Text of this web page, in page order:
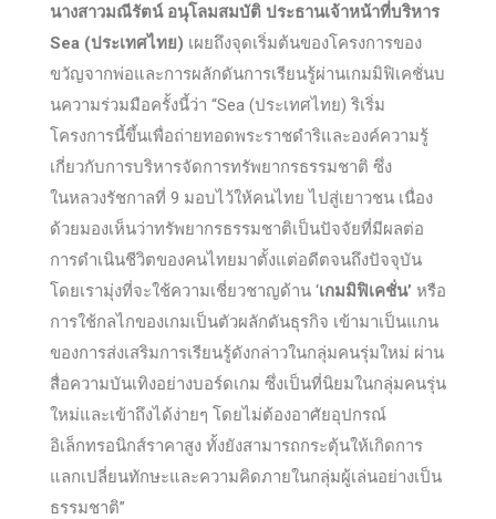
นางสาวมณีรัตน์ อนุโลมสมบัติ ประธานเจ้าหน้าที่บริหาร
Sea (ประเทศไทย) เผยถึงจุดเริ่มต้นของโครงการของ
ขวัญจากพ่อและการผลักดันการเรียนรู้ผ่านเกมมิฟิเคชั่นบ
นความร่วมมือครั้งนี้ว่า “Sea (ประเทศไทย) ริเริ่ม
โครงการนี้ขึ้นเพื่อถ่ายทอดพระราชดำริและองค์ความรู้
เกี่ยวกับการบริหารจัดการทรัพยากรธรรมชาติ ซึ่ง
ในหลวงรัชกาลที่ 9 มอบไว้ให้คนไทย ไปสู่เยาวชน เนื่อง
ด้วยมองเห็นว่าทรัพยากรธรรมชาติเป็นปัจจัยที่มีผลต่อ
การดำเนินชีวิตของคนไทยมาตั้งแต่อดีตจนถึงปัจจุบัน
โดยเรามุ่งที่จะใช้ความเชี่ยวชาญด้าน ‘เกมมิฟิเคชั่น’ หรือ
การใช้กลไกของเกมเป็นตัวผลักดันธุรกิจ เข้ามาเป็นแกน
ของการส่งเสริมการเรียนรู้ดังกล่าวในกลุ่มคนรุ่มใหม่ ผ่าน
สื่อความบันเทิงอย่างบอร์ดเกม ซึ่งเป็นที่นิยมในกลุ่มคนรุ่น
ใหม่และเข้าถึงได้ง่ายๆ โดยไม่ต้องอาศัยอุปกรณ์
อิเล็กทรอนิกส์ราคาสูง ทั้งยังสามารถกระตุ้นให้เกิดการ
แลกเปลี่ยนทักษะและความคิดภายในกลุ่มผู้เล่นอย่างเป็น
ธรรมชาติ”